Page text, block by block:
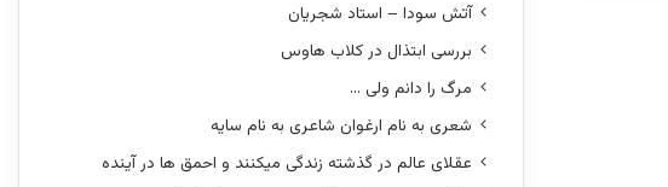
آتش سودا – استاد شجریان
بررسی ابتذال در کلاب هاوس
مرگ را دانم ولی …
شعری به نام ارغوان شاعری به نام سایه
عقلای عالم در گذشته زندگی میکنند و احمق ها در آینده